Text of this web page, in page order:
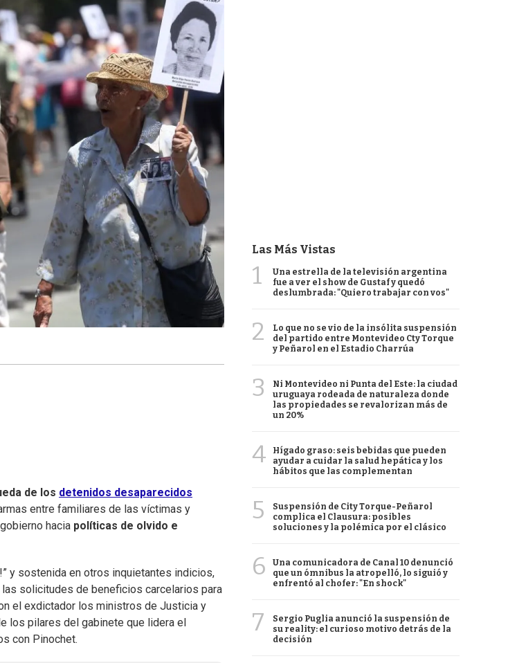
de los detenidos desaparecidos
entre familiares de las víctimas y
hacia políticas de olvido e
y sostenida en otros inquietantes indicios,
solicitudes de beneficios carcelarios para
el exdictador los ministros de Justicia y
los pilares del gabinete que lidera el
con Pinochet.
Las Más Vistas
1
Una estrella de la televisión argentina
fue a ver el show de Gustaf y quedó
deslumbrada: "Quiero trabajar con vos"
2
Lo que no se vio de la insólita suspensión
del partido entre Montevideo Cty Torque
y Peñarol en el Estadio Charrúa
3
Ni Montevideo ni Punta del Este: la ciudad
uruguaya rodeada de naturaleza donde
las propiedades se revalorizan más de
un 20%
4
Hígado graso: seis bebidas que pueden
ayudar a cuidar la salud hepática y los
hábitos que las complementan
5
Suspensión de City Torque-Peñarol
complica el Clausura: posibles
soluciones y la polémica por el clásico
6
Una comunicadora de Canal 10 denunció
que un ómnibus la atropelló, lo siguió y
enfrentó al chofer: "En shock"
7
Sergio Puglia anunció la suspensión de
su reality: el curioso motivo detrás de la
decisión